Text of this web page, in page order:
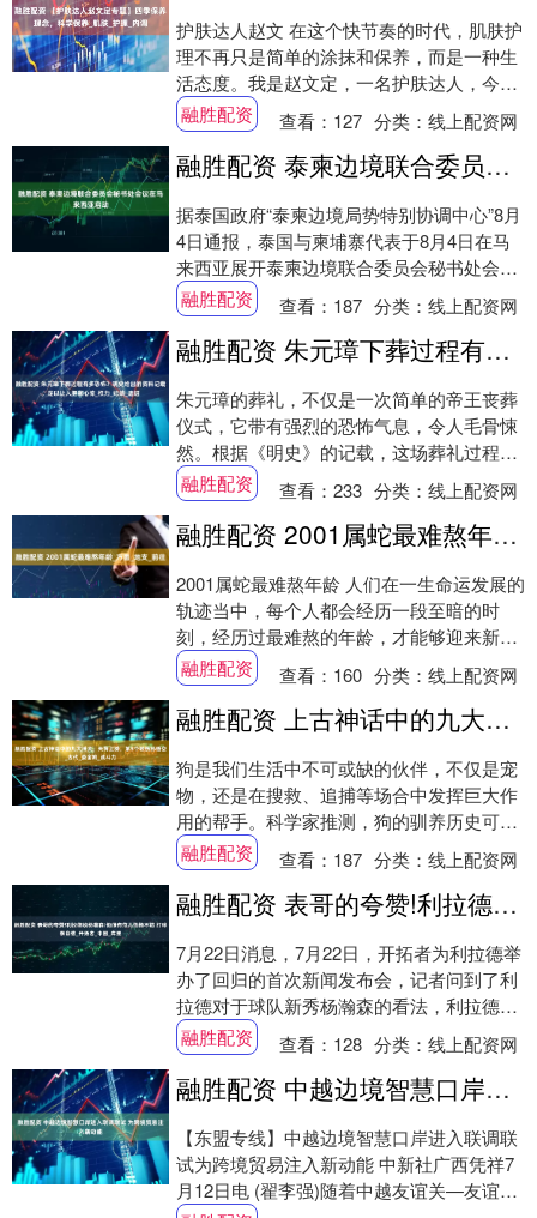
护肤达人赵文 在这个快节奏的时代，肌肤护
理不再只是简单的涂抹和保养，而是一种生
活态度。我是赵文定，一名护肤达人，今天
我要与大家分享我的护肤理念——一对一护
肤、科....
融胜配资 查看： 127 分类：线上配资网
融胜配资 泰柬边境联合委员会秘书处会议在马来西亚启动
据泰国政府“泰柬边境局势特别协调中心”8月
4日通报，泰国与柬埔寨代表于8月4日在马
来西亚展开泰柬边境联合委员会秘书处会
议，为即将在8月7日举行的泰柬边境联合委
员....
融胜配资 查看： 187 分类：线上配资网
融胜配资 朱元璋下葬过程有多恐怖？明史给出的资料记载，足以让人胆颤心惊_权力_妃嫔_遗诏
朱元璋的葬礼，不仅是一次简单的帝王丧葬
仪式，它带有强烈的恐怖气息，令人毛骨悚
然。根据《明史》的记载，这场葬礼过程中
的许多细节，充满了令人不寒而栗的元素，
宫女、宦....
融胜配资 查看：233 分类：线上配资网
融胜配资 2001属蛇最难熬年龄_方面_地支_前往
2001属蛇最难熬年龄 人们在一生命运发展的
轨迹当中，每个人都会经历一段至暗的时
刻，经历过最难熬的年龄，才能够迎来新的
希望。那么，2001属蛇最难熬年龄是什么
时....
融胜配资 查看： 160 分类：线上配资网
融胜配资 上古神话中的九大神犬，天狗上榜，第5个咬伤孙悟空_古代_娄金狗_战斗力
狗是我们生活中不可或缺的伙伴，不仅是宠
物，还是在搜救、追捕等场合中发挥巨大作
用的帮手。科学家推测，狗的驯养历史可追
溯至大约一万五千年前，它们起初由狼被驯
化而来。....
融胜配资 查看： 187 分类：线上配资网
融胜配资 表哥的夸赞!利拉德谈杨瀚森:他很有范儿性格不错 打球很自信_开拓者_中国_库里
7月22日消息，7月22日，开拓者为利拉德举
办了回归的首次新闻发布会，记者问到了利
拉德对于球队新秀杨瀚森的看法，利拉德肯
定了杨瀚森非常有范儿，带着满满的自信。
....
融胜配资 查看： 128 分类：线上配资网
融胜配资 中越边境智慧口岸进入联调联试 为跨境贸易注入新动能
【东盟专线】中越边境智慧口岸进入联调联
试为跨境贸易注入新动能 中新社广西凭祥7
月12日电 (翟李强)随着中越友谊关—友谊智